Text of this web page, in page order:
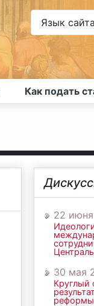
Язык
Как подать
22
30 мая
Круглый